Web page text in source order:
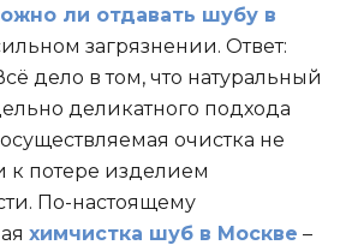
ли отдавать шубу в
загрязнении. Ответ:
дело в том, что натуральный
деликатного подхода
очистка не
к потере изделием
По-настоящему
химчистка шуб в Москве –